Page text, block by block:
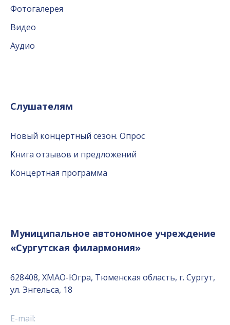
Фотогалерея
Видео
Аудио
Слушателям
Новый концертный сезон. Опрос
Книга отзывов и предложений
Концертная программа
Муниципальное автономное учреждение
«Сургутская филармония»
628408, ХМАО-Югра, Тюменская область, г. Сургут,
ул. Энгельса, 18
E-mail: